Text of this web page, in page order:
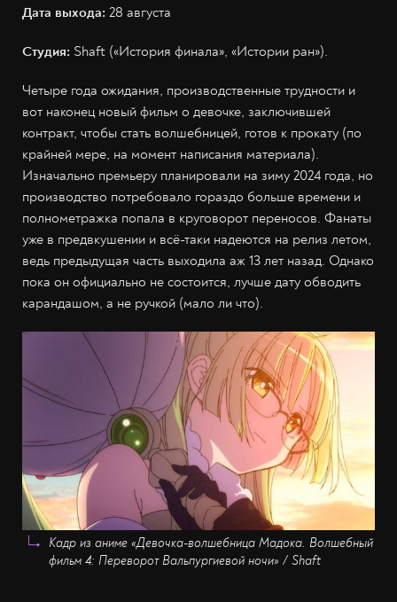
Дата выхода: 28 августа
Студия: Shaft («История финала», «Истории ран»).
Четыре года ожидания, производственные трудности и
вот наконец новый фильм о девочке, заключившей
контракт, чтобы стать волшебницей, готов к прокату (по
крайней мере, на момент написания материала).
Изначально премьеру планировали на зиму 2024 года, но
производство потребовало гораздо больше времени и
полнометражка попала в круговорот переносов. Фанаты
уже в предвкушении и всё-таки надеются на релиз летом,
ведь предыдущая часть выходила аж 13 лет назад. Однако
пока он официально не состоится, лучше дату обводить
карандашом, а не ручкой (мало ли что).
Кадр из аниме «Девочка-волшебница Мадока. Волшебный
фильм 4: Переворот Вальпургиевой ночи» / Shaft